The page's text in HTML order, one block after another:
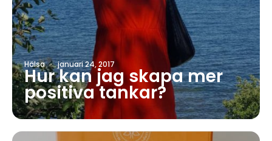
Hälsa · januari 24, 2017
Hur kan jag skapa mer
positiva tankar?